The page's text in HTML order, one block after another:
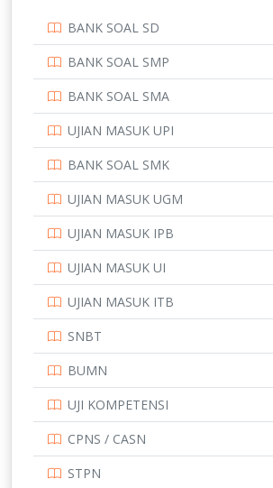
PTDI STTD
SMA
SMK
SMP
STIP
UNIVERSITAS AIRLANGGA
BANK SOAL SD
BANK SOAL SMP
BANK SOAL SMA
UJIAN MASUK UPI
BANK SOAL SMK
UJIAN MASUK UGM
UJIAN MASUK IPB
UJIAN MASUK UI
UJIAN MASUK ITB
SNBT
BUMN
UJI KOMPETENSI
CPNS / CASN
STPN